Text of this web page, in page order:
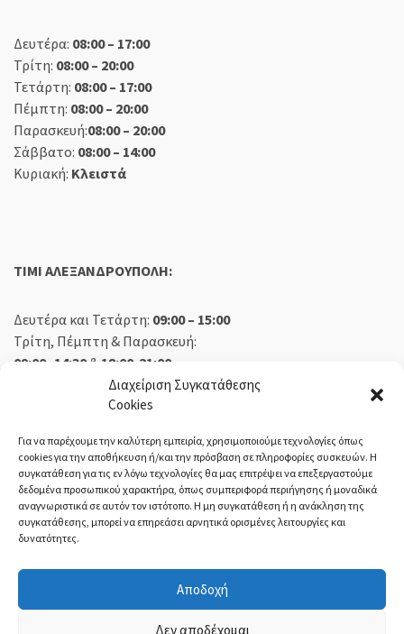
Διαχείριση Συγκατάθεσης
Cookies
Για να παρέχουμε την καλύτερη εμπειρία, χρησιμοποιούμε τεχνολογίες όπως
cookies για την αποθήκευση ή/και την πρόσβαση σε πληροφορίες συσκευών. Η
συγκατάθεση για τις εν λόγω τεχνολογίες θα μας επιτρέψει να επεξεργαστούμε
δεδομένα προσωπικού χαρακτήρα, όπως συμπεριφορά περιήγησης ή μοναδικά
αναγνωριστικά σε αυτόν τον ιστότοπο. Η μη συγκατάθεση ή η ανάκληση της
συγκατάθεσης, μπορεί να επηρεάσει αρνητικά ορισμένες λειτουργίες και
δυνατότητες.
Αποδοχή
Δεν αποδέχομαι
Δευτέρα: 08:00 – 17:00
Τρίτη: 08:00 – 20:00
Τετάρτη: 08:00 – 17:00
Πέμπτη: 08:00 – 20:00
Παρασκευή:08:00 – 20:00
Σάββατο: 08:00 – 14:00
Κυριακή: Κλειστά
TIMI ΑΛΕΞΑΝΔΡΟΥΠΟΛΗ:
Δευτέρα και Τετάρτη: 09:00 – 15:00
Τρίτη, Πέμπτη & Παρασκευή:
09:00 -14:30 & 18:00-21:00
09:00 – 14:30
Κλειστά
ΕΚΘΕΣΗ ΟΡΕΣΤΙΑΔΑ:
Τρίτη, Πέμπτη, Παρασκευή:08:30 – 14:00 & 18:00 – 21:00